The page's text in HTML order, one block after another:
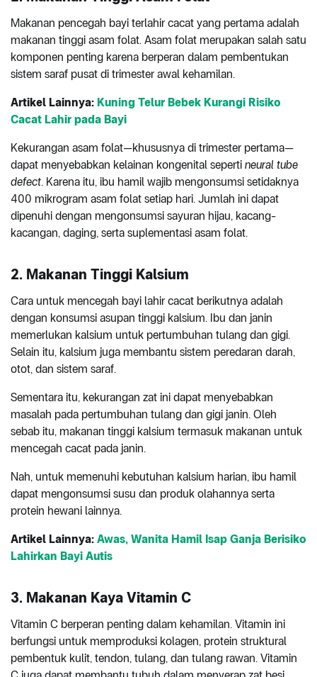
Makanan pencegah bayi terlahir cacat yang pertama adalah
makanan tinggi asam folat. Asam folat merupakan salah satu
komponen penting karena berperan dalam pembentukan
sistem saraf pusat di trimester awal kehamilan.
Artikel Lainnya: Kuning Telur Bebek Kurangi Risiko
Cacat Lahir pada Bayi
Kekurangan asam folat—khususnya di trimester pertama—
dapat menyebabkan kelainan kongenital seperti neural tube
defect. Karena itu, ibu hamil wajib mengonsumsi setidaknya
400 mikrogram asam folat setiap hari. Jumlah ini dapat
dipenuhi dengan mengonsumsi sayuran hijau, kacang-
kacangan, daging, serta suplementasi asam folat.
2. Makanan Tinggi Kalsium
Cara untuk mencegah bayi lahir cacat berikutnya adalah
dengan konsumsi asupan tinggi kalsium. Ibu dan janin
memerlukan kalsium untuk pertumbuhan tulang dan gigi.
Selain itu, kalsium juga membantu sistem peredaran darah,
otot, dan sistem saraf.
Sementara itu, kekurangan zat ini dapat menyebabkan
masalah pada pertumbuhan tulang dan gigi janin. Oleh
sebab itu, makanan tinggi kalsium termasuk makanan untuk
mencegah cacat pada janin.
Nah, untuk memenuhi kebutuhan kalsium harian, ibu hamil
dapat mengonsumsi susu dan produk olahannya serta
protein hewani lainnya.
Artikel Lainnya: Awas, Wanita Hamil Isap Ganja Berisiko
Lahirkan Bayi Autis
3. Makanan Kaya Vitamin C
Vitamin C berperan penting dalam kehamilan. Vitamin ini
berfungsi untuk memproduksi kolagen, protein struktural
pembentuk kulit, tendon, tulang, dan tulang rawan. Vitamin